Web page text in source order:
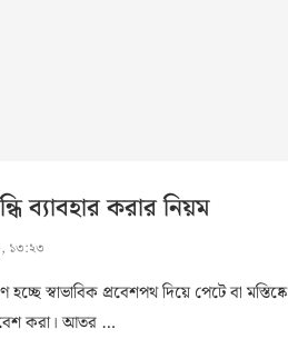
ব্যাবহার করার নিয়ম
১৩:২৩
স্বাভাবিক প্রবেশপথ দিয়ে পেটে বা মস্তিষ্কে
করা। আতর …